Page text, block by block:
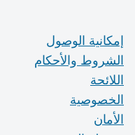
إمكانية الوصول
الشروط والأحكام
اللائحة
الخصوصية
الأمان